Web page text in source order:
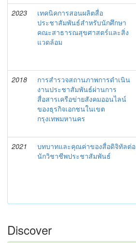
2023
เทคนิคการสอนผลิตสื่อ
ประชาสัมพันธ์สำหรับนักศึกษา
คณะสาธารณสุขศาสตร์และสิ่ง
แวดล้อม
2018
การสำรวจสถานภาพการดำเนิน
งานประชาสัมพันธ์ผ่านการ
สื่อสารเครือข่ายสังคมออนไลน์
ของธุรกิจเอกชนในเขต
กรุงเทพมหานคร
2021
บทบาทและคุณค่าของสื่อดิจิทัลต่อ
นักวิชาชีพประชาสัมพันธ์
Discover